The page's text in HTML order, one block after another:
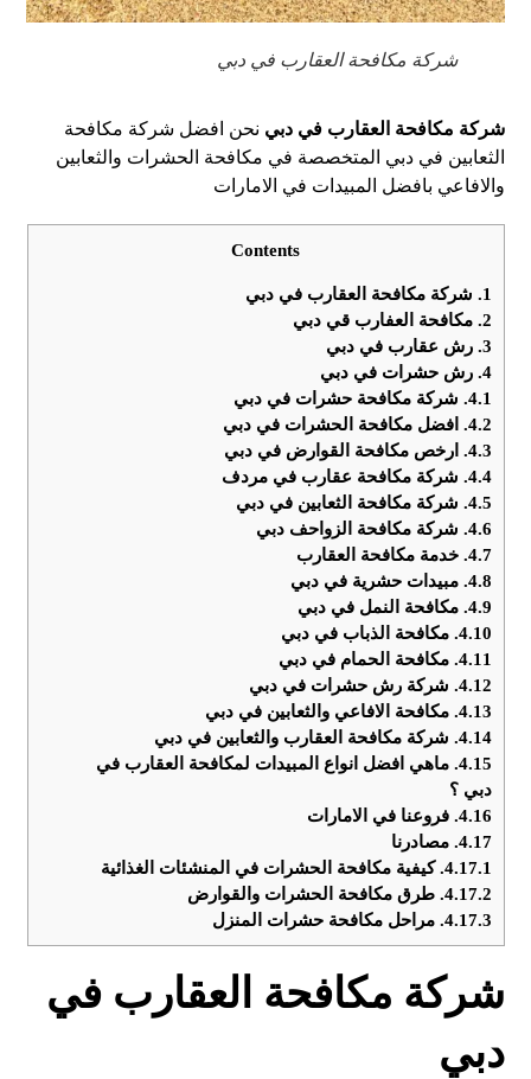
شركة مكافحة العقارب في دبي
شركة مكافحة العقارب في دبي نحن افضل شركة مكافحة
الثعابين في دبي المتخصصة في مكافحة الحشرات والثعابين
والافاعي بافضل المبيدات في الامارات
Contents
1. شركة مكافحة العقارب في دبي
2. مكافحة العفارب قي دبي
3. رش عقارب في دبي
4. رش حشرات في دبي
4.1. شركة مكافحة حشرات في دبي
4.2.
افضل مكافحة الحشرات في دبي
4.3.
ارخص مكافحة القوارض في دبي
4.4. شركة مكافحة عقارب في مردف
4.5. شركة مكافحة الثعابين في دبي
4.6. شركة مكافحة الزواحف دبي
4.7. خدمة مكافحة العقارب
4.8. مبيدات حشرية في دبي
4.9. مكافحة النمل في دبي
4.10. مكافحة الذباب في دبي
4.11. مكافحة الحمام في دبي
4.12. شركة رش حشرات في دبي
4.13. مكافحة الافاعي والثعابين في دبي
4.14. شركة مكافحة العقارب والثعابين في دبي
4.15. ماهي افضل انواع المبيدات لمكافحة العقارب في
دبي ؟
4.16. فروعنا في الامارات
4.17. مصادرنا
4.17.1. كيفية مكافحة الحشرات في المنشئات الغذائية
4.17.2. طرق مكافحة الحشرات والقوارض
4.17.3. مراحل مكافحة حشرات المنزل
شركة مكافحة العقارب في
دبي